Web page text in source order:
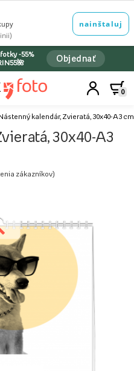
-55%
Objednať
0
kalendár, Zvieratá, 30x40-A3 cm
30x40-A3
zákazníkov)